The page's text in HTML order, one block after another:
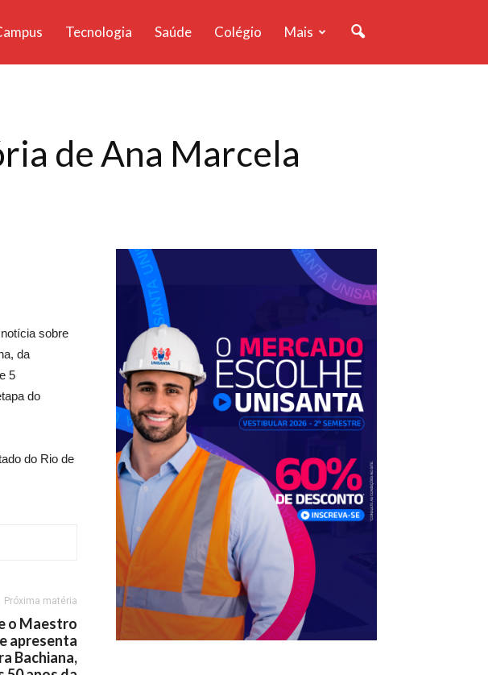
Tecnologia Saúde Colégio Mais
de Ana Marcela
sobre
da
5
do
do Rio de
Próxima matéria
o Maestro
apresenta
Bachiana,